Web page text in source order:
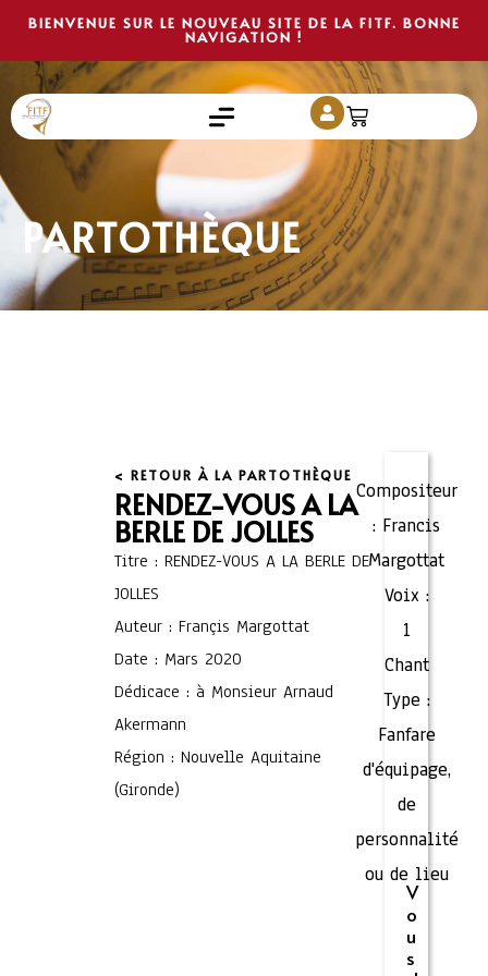
BIENVENUE SUR LE NOUVEAU SITE DE LA FITF. BONNE
NAVIGATION !
PARTOTHÈQUE
< RETOUR À LA PARTOTHÈQUE
RENDEZ-VOUS A LA
BERLE DE JOLLES
Titre : RENDEZ-VOUS A LA BERLE DE
JOLLES
Auteur : Françis Margottat
Date : Mars 2020
Dédicace : à Monsieur Arnaud
Akermann
Région : Nouvelle Aquitaine
(Gironde)
Compositeur
: Francis
Margottat
Voix :
1
Chant
Type :
Fanfare
d'équipage,
de
personnalité
ou de lieu
V
o
u
s